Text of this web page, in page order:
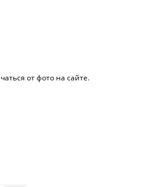
от фото на сайте.